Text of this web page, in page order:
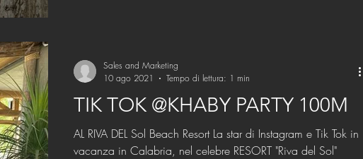
TIK TOK @KHABY PARTY 100M
AL RIVA DEL Sol Beach Resort La star di Instagram e Tik Tok in
vacanza in Calabria, nel celebre RESORT "Riva del Sol"
Sales and Marketing
10 ago 2021
Tempo di lettura: 1 min